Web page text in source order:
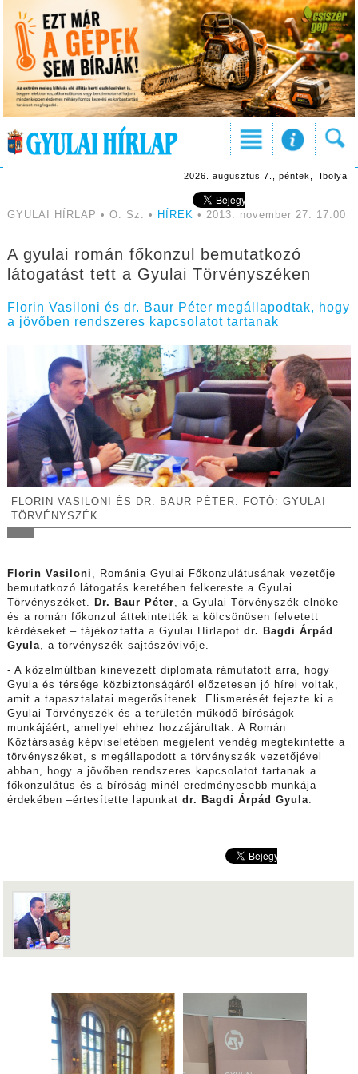
2026. augusztus 7., péntek, Ibolya
GYULAI HÍRLAP • O. Sz. • HÍREK • 2013. november 27. 17:00
A gyulai román főkonzul bemutatkozó
látogatást tett a Gyulai Törvényszéken
Florin Vasiloni és dr. Baur Péter megállapodtak, hogy
a jövőben rendszeres kapcsolatot tartanak
FLORIN VASILONI ÉS DR. BAUR PÉTER. FOTÓ: GYULAI
TÖRVÉNYSZÉK
Florin Vasiloni , Románia Gyulai Főkonzulátusának vezetője
bemutatkozó látogatás keretében felkereste a Gyulai
Törvényszéket.
Dr. Baur Péter, a Gyulai Törvényszék elnöke
és a román főkonzul áttekintették a kölcsönösen felvetett
kérdéseket – tájékoztatta a Gyulai Hírlapot dr. Bagdi Árpád
Gyula, a törvényszék sajtószóvivője.
- A közelmúltban kinevezett diplomata rámutatott arra, hogy
Gyula és térsége közbiztonságáról előzetesen jó hírei voltak,
amit a tapasztalatai megerősítenek. Elismerését fejezte ki a
Gyulai Törvényszék és a területén működő bíróságok
munkájáért, amellyel ehhez hozzájárultak. A Román
Köztársaság képviseletében megjelent vendég megtekintette a
törvényszéket, s megállapodott a törvényszék vezetőjével
abban, hogy a jövőben rendszeres kapcsolatot tartanak a
főkonzulátus és a bíróság minél eredményesebb munkája
érdekében –értesítette lapunkat dr. Bagdi Árpád Gyula